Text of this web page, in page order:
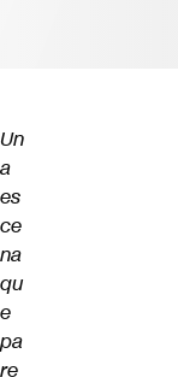
Un
a
es
ce
na
qu
e
pa
re